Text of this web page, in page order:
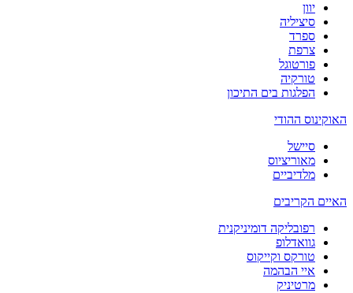
יוון
סיציליה
ספרד
צרפת
פורטוגל
טורקיה
הפלגות בים התיכון
האוקינוס ההודי
סיישל
מאוריציוס
מלדיביים
האיים הקריבים
רפובליקה דומיניקנית
גוואדלופ
טורקס וקייקוס
איי הבהמה
מרטיניק